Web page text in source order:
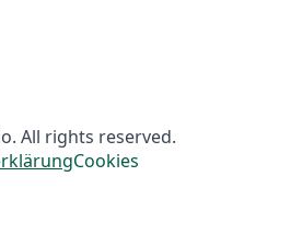
All rights reserved.
Cookies